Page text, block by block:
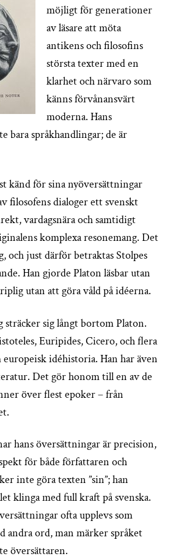
möjligt för generationer
av läsare att möta
antikens och filosofins
största texter med en
klarhet och närvaro som
känns förvånansvärt
moderna. Hans
bara språkhandlingar; de är
känd för sina nyöversättningar
filosofens dialoger ett svenskt
vardagsnära och samtidigt
komplexa resonemang. Det
och just därför betraktas Stolpes
Han gjorde Platon läsbar utan
utan att göra våld på idéerna.
sträcker sig långt bortom Platon.
Euripides, Cicero, och flera
idéhistoria. Han har även
Det gör honom till en av de
över flest epoker – från
hans översättningar är precision,
för både författaren och
inte göra texten ”sin”; han
klinga med full kraft på svenska.
ofta upplevs som
andra ord, man märker språket
översättaren.